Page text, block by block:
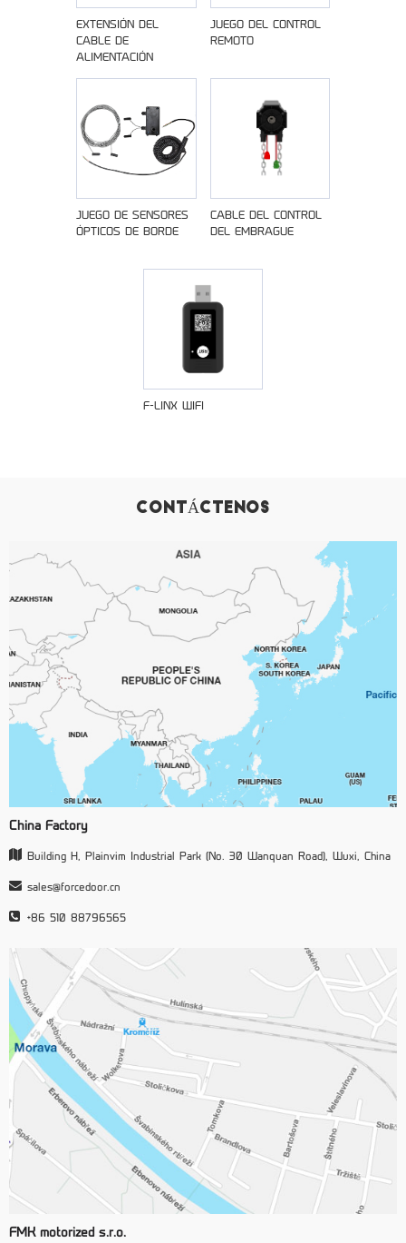
EXTENSIÓN DEL
CABLE DE
ALIMENTACIÓN
JUEGO DEL CONTROL
REMOTO
JUEGO DE SENSORES
ÓPTICOS DE BORDE
CABLE DEL CONTROL
DEL EMBRAGUE
F-LINX WIFI
CONTÁCTENOS
China Factory
Building H, Plainvim Industrial Park (No. 30 Wanquan Road), Wuxi, China
sales@forcedoor.cn
+86 510 88796565
FMK motorized s.r.o.